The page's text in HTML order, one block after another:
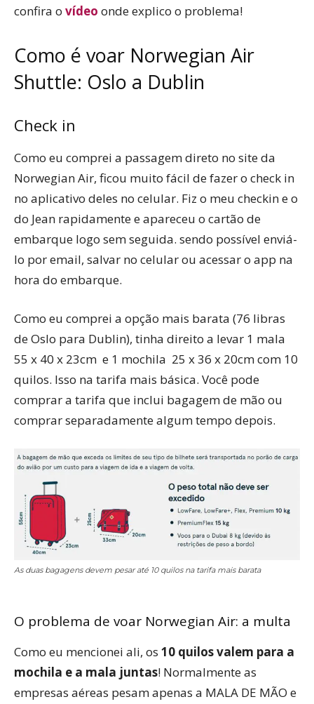
confira o vídeo onde explico o problema!
Como é voar Norwegian Air
Shuttle: Oslo a Dublin
Check in
Como eu comprei a passagem direto no site da
Norwegian Air, ficou muito fácil de fazer o check in
no aplicativo deles no celular. Fiz o meu checkin e o
do Jean rapidamente e apareceu o cartão de
embarque logo sem seguida. sendo possível enviá-
lo por email, salvar no celular ou acessar o app na
hora do embarque.
Como eu comprei a opção mais barata (76 libras
de Oslo para Dublin), tinha direito a levar 1 mala
55 x 40 x 23cm e 1 mochila 25 x 36 x 20cm com 10
quilos. Isso na tarifa mais básica. Você pode
comprar a tarifa que inclui bagagem de mão ou
comprar separadamente algum tempo depois.
As duas bagagens devem pesar até 10 quilos na tarifa mais barata
O problema de voar Norwegian Air: a multa
Como eu mencionei ali, os 10 quilos valem para a
mochila e a mala juntas! Normalmente as
empresas aéreas pesam apenas a MALA DE MÃO e